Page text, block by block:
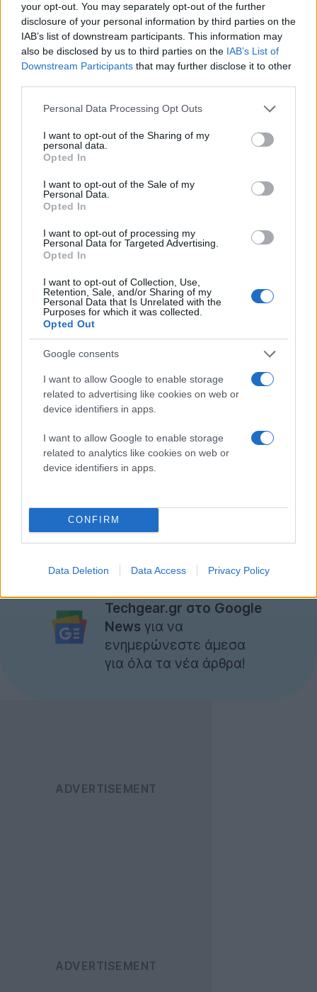
your opt-out. You may separately opt-out of the further
disclosure of your personal information by third parties on the
IAB’s list of downstream participants. This information may
also be disclosed by us to third parties on the IAB’s List of
Downstream Participants that may further disclose it to other
Please note that this website/app uses one or more Google
not limited to your visit or usage behaviour. You may click to
grant or deny consent to Google and its third-party tags to
use your data for below specified purposes in below Google
consent section.
Personal Data Processing Opt Outs
I want to opt-out of the Sharing of my
personal data.
Opted In
I want to opt-out of the Sale of my
Personal Data.
Opted In
I want to opt-out of processing my
Personal Data for Targeted Advertising.
Opted In
I want to opt-out of Collection, Use,
Retention, Sale, and/or Sharing of my
Personal Data that Is Unrelated with the
Purposes for which it was collected.
Opted Out
Google consents
I want to allow Google to enable storage
related to advertising like cookies on web or
device identifiers in apps.
I want to allow Google to enable storage
related to analytics like cookies on web or
device identifiers in apps.
CONFIRM
Data Deletion Data Access Privacy Policy
Μετά την δημοσιοποίηση του θέματος από Αυστραλό
blogger, όλες οι υποψίες έπεσαν επάνω στη
ενάντια στους καταναλωτές της Apple, με τα
περιβόητα διαφημιστικά spots για την προώθηση του
Samsung Galaxy Note , αλλά και με το πρόσφατο
teaser τουSamsung Galaxy S III που καλεί τον κόσμο
να βγει απ' το κοπάδι.
αυτή βρίσκεται πίσω από την καμπάνια "Wake Up",
συμπέρασμα που εξάγουμε από τα εκατοντάδες
τεχνολογικά blogs του εξωτερικού, πόσω μάλλον
όταν κανείς δεν έχει αναλάβει επίσημα την ευθύνη
για τη διοργάνωση αυτής της διαμαρτυρίας.
Όπως και να 'χει, αυτό που έχει μεγαλύτερη σημασία
είναι η παρουσίαση του Samsung Galaxy S III την
ερχόμενη Πέμπτη 3 Μαΐου.
Techgear.gr στο Google
News για να
ενημερώνεστε άμεσα
για όλα τα νέα άρθρα!